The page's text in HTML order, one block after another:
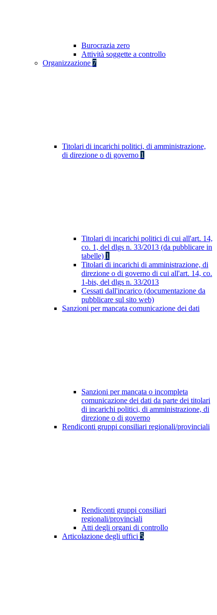
Burocrazia zero
Attività soggette a controllo
Organizzazione 7
Titolari di incarichi politici, di amministrazione,
di direzione o di governo 1
Titolari di incarichi politici di cui all'art. 14,
co. 1, del dlgs n. 33/2013 (da pubblicare in
tabelle) 1
Titolari di incarichi di amministrazione, di
direzione o di governo di cui all'art. 14, co.
1-bis, del dlgs n. 33/2013
Cessati dall'incarico (documentazione da
pubblicare sul sito web)
Sanzioni per mancata comunicazione dei dati
Sanzioni per mancata o incompleta
comunicazione dei dati da parte dei titolari
di incarichi politici, di amministrazione, di
direzione o di governo
Rendiconti gruppi consiliari regionali/provinciali
Rendiconti gruppi consiliari
regionali/provinciali
Atti degli organi di controllo
Articolazione degli uffici 5